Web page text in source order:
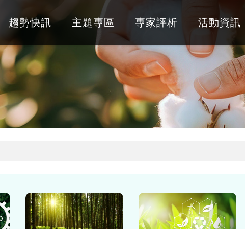
趨勢快訊 主題專區 專家評析 活動資訊